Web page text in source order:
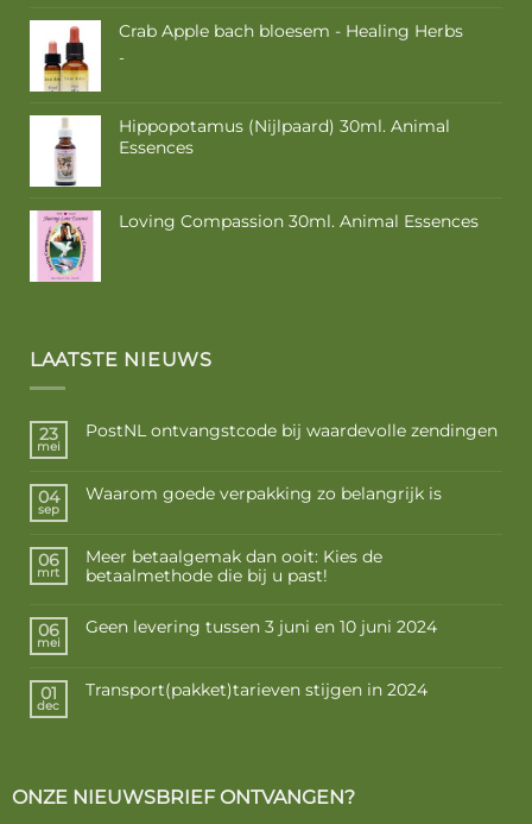
Crab Apple bach bloesem - Healing Herbs
-Prijsklasse:
€ 16,85
Hippopotamus (Nijlpaard) 30ml. Animal
Essences
Loving Compassion 30ml. Animal Essences
LAATSTE NIEUWS
23
mei
PostNL ontvangstcode bij waardevolle zendingen
04
sep
Waarom goede verpakking zo belangrijk is
06
mrt
Meer betaalgemak dan ooit: Kies de
betaalmethode die bij u past!
06
mei
Geen levering tussen 3 juni en 10 juni 2024
01
dec
Transport(pakket)tarieven stijgen in 2024
ONZE NIEUWSBRIEF ONTVANGEN?